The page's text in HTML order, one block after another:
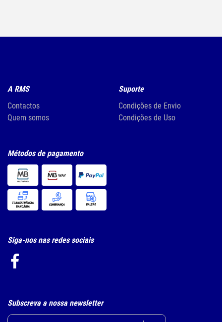
A RMS
Contactos
Quem somos
Suporte
Condições de Envio
Condições de Uso
Métodos de pagamento
Siga-nos nas redes sociais
Subscreva a nossa newsletter